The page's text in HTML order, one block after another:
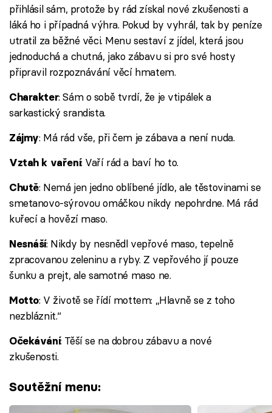
přihlásil sám, protože by rád získal nové zkušenosti a
láká ho i případná výhra. Pokud by vyhrál, tak by peníze
utratil za běžné věci. Menu sestaví z jídel, která jsou
jednoduchá a chutná, jako zábavu si pro své hosty
připravil rozpoznávání věcí hmatem.
Charakter: Sám o sobě tvrdí, že je vtipálek a
sarkastický srandista.
Zájmy: Má rád vše, při čem je zábava a není nuda.
Vztah k vaření: Vaří rád a baví ho to.
Chutě: Nemá jen jedno oblíbené jídlo, ale těstovinami se
smetanovo-sýrovou omáčkou nikdy nepohrdne. Má rád
kuřecí a hovězí maso.
Nesnáší: Nikdy by nesnědl vepřové maso, tepelně
zpracovanou zeleninu a ryby. Z vepřového jí pouze
šunku a prejt, ale samotné maso ne.
Motto: V životě se řídí mottem: „Hlavně se z toho
nezbláznit.“
Očekávání: Těší se na dobrou zábavu a nové
zkušenosti.
Soutěžní menu: